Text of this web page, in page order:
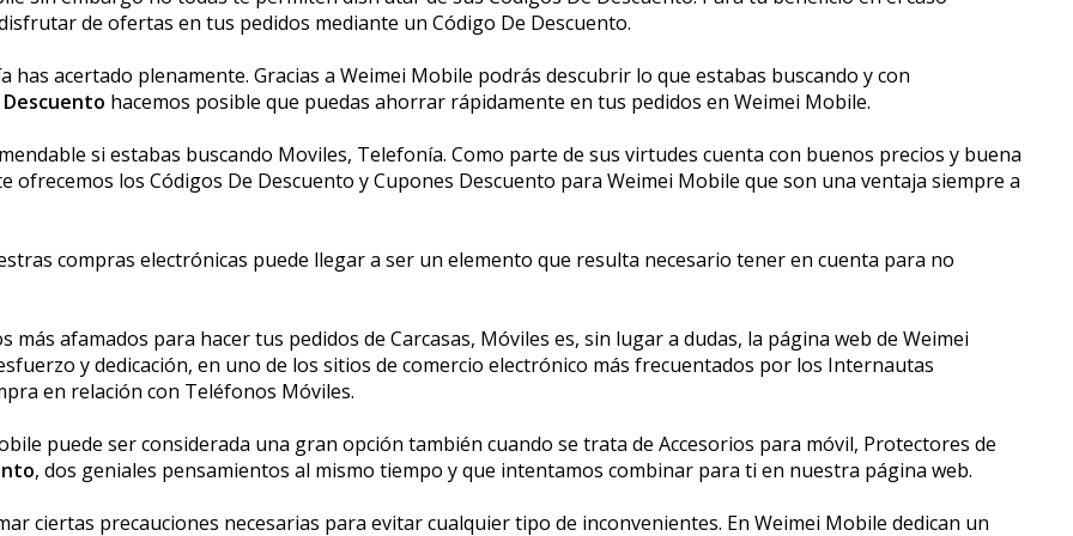
de ofertas en tus pedidos mediante un Código De Descuento.
acertado plenamente. Gracias a Weimei Mobile podrás descubrir lo que estabas buscando y con
hacemos posible que puedas ahorrar rápidamente en tus pedidos en Weimei Mobile.
si estabas buscando Moviles, Telefonía. Como parte de sus virtudes cuenta con buenos precios y buena
ofrecemos los Códigos De Descuento y Cupones Descuento para Weimei Mobile que son una ventaja siempre a
compras electrónicas puede llegar a ser un elemento que resulta necesario tener en cuenta para no
afamados para hacer tus pedidos de Carcasas, Móviles es, sin lugar a dudas, la página web de Weimei
y dedicación, en uno de los sitios de comercio electrónico más frecuentados por los Internautas
en relación con Teléfonos Móviles.
puede ser considerada una gran opción también cuando se trata de Accesorios para móvil, Protectores de
, dos geniales pensamientos al mismo tiempo y que intentamos combinar para ti en nuestra página web.
ciertas precauciones necesarias para evitar cualquier tipo de inconvenientes. En Weimei Mobile dedican un